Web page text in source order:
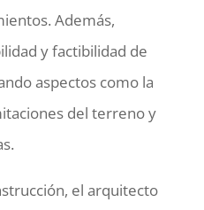
Además,
y factibilidad de
aspectos como la
del terreno y
el arquitecto